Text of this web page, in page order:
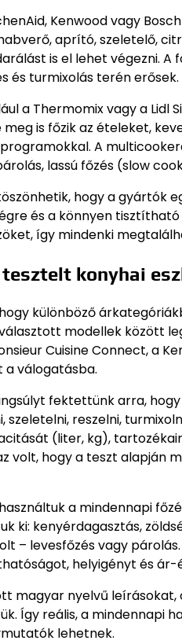
Kenwood vagy
aprító, szeletelő,
is el lehet végezni.
és turmixolás terén erősek.
a Thermomix vagy a Lidl
is főzik az ételeket,
A
lassú főzés (slow
hogy a
és a könnyen
így mindenki
konyhai
különböző
modellek között
Cuisine Connect, a
a válogatásba.
fektettünk arra,
reszelni,
(liter, kg),
volt, hogy a teszt
a mindennapi
ki: kenyérdagasztás,
– levesfőzés vagy
helyigényt és
magyar nyelvű leírásokat,
Így reális, a mindennapi
lehetnek.